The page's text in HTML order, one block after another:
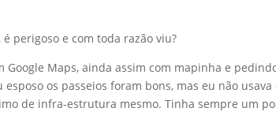
perigoso e com toda razão viu?
Maps, ainda assim com mapinha e
os passeios foram bons, mas eu não
de infra-estrutura mesmo. Tinha sempre um